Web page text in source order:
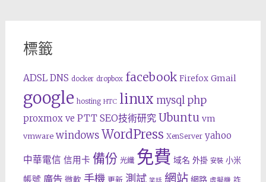
標籤
ADSL DNS docker dropbox facebook Firefox Gmail
google hosting HTC linux mysql php
proxmox ve PTT SEO技術研究 Ubuntu vm
vmware windows WordPress XenServer yahoo
中華電信 信用卡 備份 光纖 免費 域名 外掛 安裝 小米
帳號 廣告 微軟 手機 更新 測試 網站 網路 虛擬機 詐